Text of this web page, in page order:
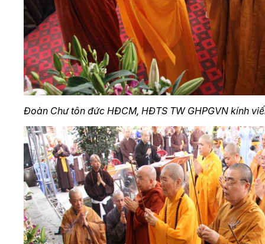
Đoàn Chư tôn đức HĐCM, HĐTS TW GHPGVN kính